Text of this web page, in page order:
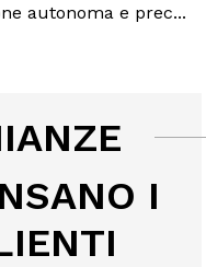
autonoma e prec...
I